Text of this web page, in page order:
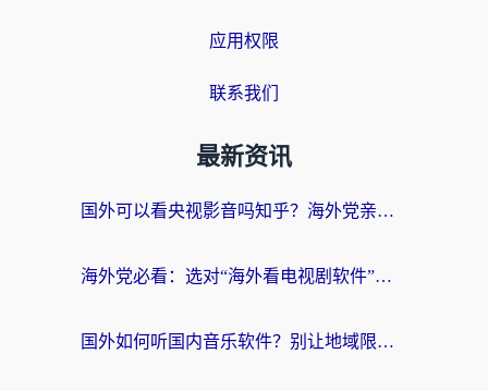
应用权限
联系我们
最新资讯
国外可以看央视影音吗知乎？海外党亲测有效的回国加速方案
海外党必看：选对“海外看电视剧软件”，再也不用愁国内剧刷不了
国外如何听国内音乐软件？别让地域限制，断了你的中文歌单